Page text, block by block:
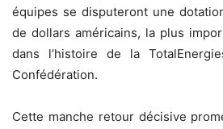
équipes se disputeront une
de dollars américains, la plus
dans l’histoire de la
Confédération.
‎‎Cette manche retour décisive